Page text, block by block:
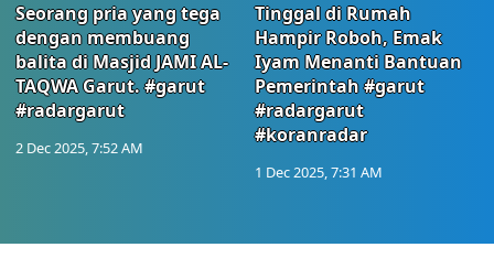
Seorang pria yang tega
dengan membuang
balita di Masjid JAMI AL-
TAQWA Garut. #garut
#radargarut
2 Dec 2025, 7:52 AM
Tinggal di Rumah
Hampir Roboh, Emak
Iyam Menanti Bantuan
Pemerintah #garut
#radargarut
#koranradar
1 Dec 2025, 7:31 AM